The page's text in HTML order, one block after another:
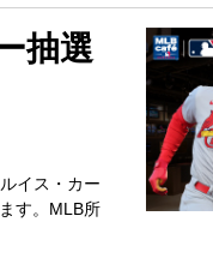
抽選
イス・カー
す。MLB所